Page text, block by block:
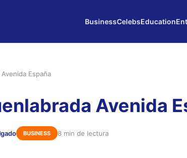
BusinessCelebsEducation
España
Avenida
BUSINESS 8 min de lectura